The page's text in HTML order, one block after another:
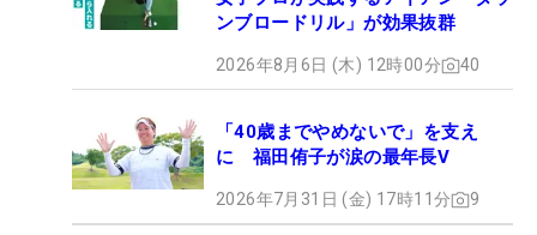
ンブロードリル」が効果抜群
2026年8月6日 (木) 12時00分 40
「40歳までやめないで」を支え
に 福田侑子が涙の最年長V
2026年7月31日 (金) 17時11分 9